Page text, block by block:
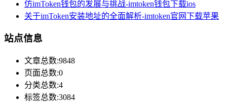
仿imToken钱包的发展与挑战-imtoken钱包下载ios
关于imToken安装地址的全面解析-imtoken官网下载苹果
站点信息
文章总数:9848
页面总数:0
分类总数:4
标签总数:3084